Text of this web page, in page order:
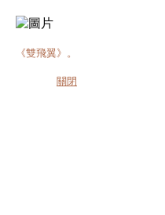
《雙飛翼》。
關閉